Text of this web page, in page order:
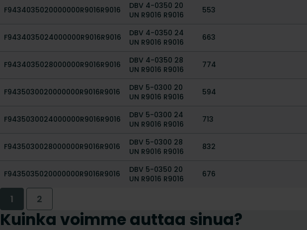
F9434035020000000R9016R9016
DBV 4-0350 20
UN R9016 R9016
553
F9434035024000000R9016R9016
DBV 4-0350 24
UN R9016 R9016
663
F9434035028000000R9016R9016
DBV 4-0350 28
UN R9016 R9016
774
F9435030020000000R9016R9016
DBV 5-0300 20
UN R9016 R9016
594
F9435030024000000R9016R9016
DBV 5-0300 24
UN R9016 R9016
713
F9435030028000000R9016R9016
DBV 5-0300 28
UN R9016 R9016
832
F9435035020000000R9016R9016
DBV 5-0350 20
UN R9016 R9016
676
1 2
Kuinka voimme auttaa sinua?